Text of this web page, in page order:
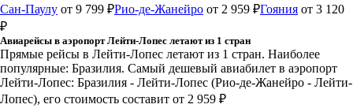
Сан-Паулу от 9 799 ₽Рио-де-Жанейро от 2 959 ₽Гояния от 3 120
₽
Авиарейсы в аэропорт Лейти-Лопес летают из 1 стран
Прямые рейсы в Лейти-Лопес летают из 1 стран. Наиболее
популярные: Бразилия. Самый дешевый авиабилет в аэропорт
Лейти-Лопес: Бразилия - Лейти-Лопес (Рио-де-Жанейро - Лейти-
Лопес), его стоимость составит от 2 959 ₽